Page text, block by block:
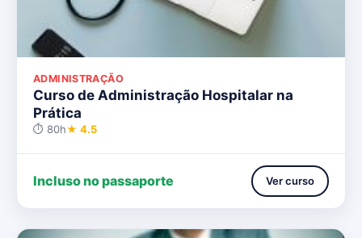
ADMINISTRAÇÃO
Curso de Administração Hospitalar na
Prática
⏱ 80h★ 4.5
Incluso no passaporte Ver curso